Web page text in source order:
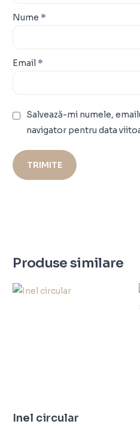
Nume *
Email *
Salvează-mi numele,
navigator pentru data
Produse similare
Inel circular